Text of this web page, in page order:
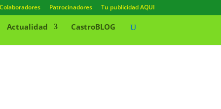
Colaboradores Patrocinadores Tu publicidad AQUI
Actualidad CastroBLOG